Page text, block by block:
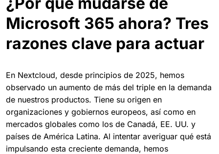
Microsoft 365 ahora? Tres
razones clave para actuar
En Nextcloud, desde principios de 2025, hemos
observado un aumento de más del triple en la demanda
de nuestros productos. Tiene su origen en
organizaciones y gobiernos europeos, así como en
mercados globales como los de Canadá, EE. UU. y
países de América Latina. Al intentar averiguar qué está
impulsando esta creciente demanda, hemos